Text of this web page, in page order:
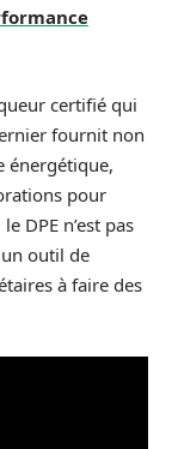
certifié qui
fournit non
énergétique,
pour
DPE n’est pas
un outil de
à faire des